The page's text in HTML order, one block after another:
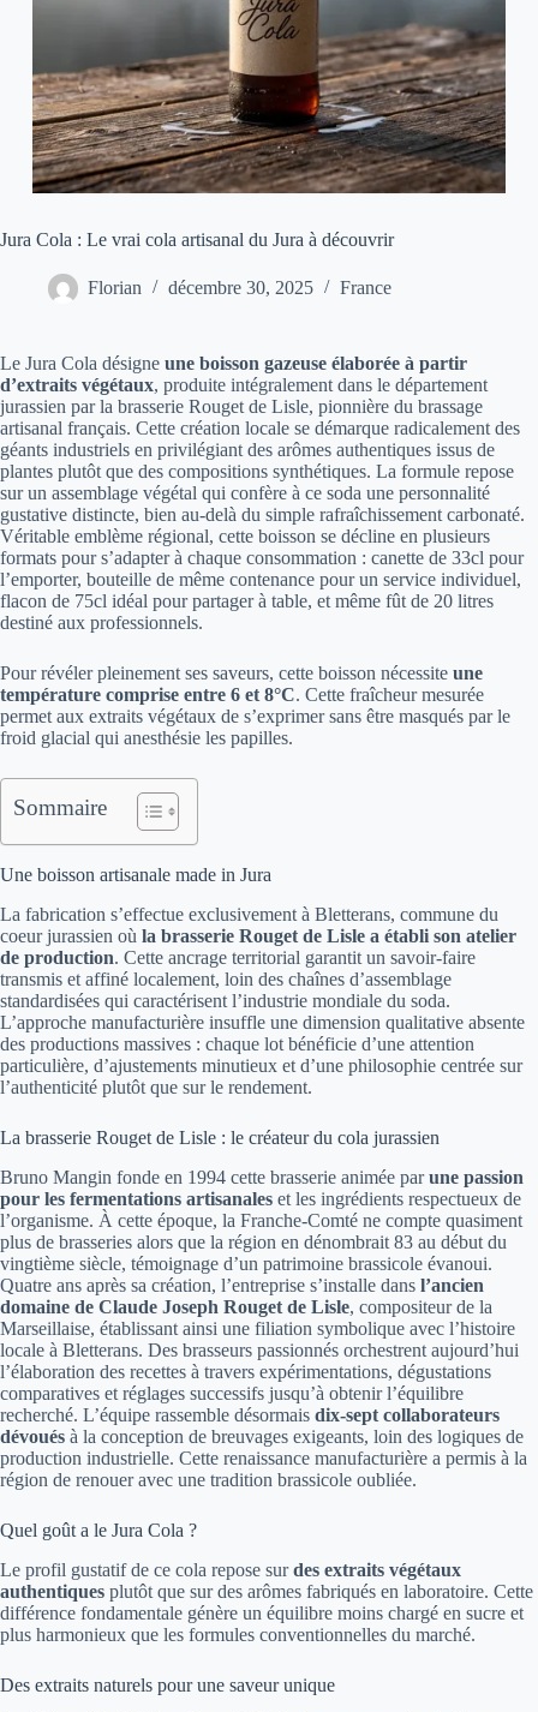
Jura Cola : Le vrai cola artisanal du Jura à découvrir
Florian décembre 30, 2025 France
Le Jura Cola désigne une boisson gazeuse élaborée à partir
d’extraits végétaux, produite intégralement dans le département
jurassien par la brasserie Rouget de Lisle, pionnière du brassage
artisanal français. Cette création locale se démarque radicalement des
géants industriels en privilégiant des arômes authentiques issus de
plantes plutôt que des compositions synthétiques. La formule repose
sur un assemblage végétal qui confère à ce soda une personnalité
gustative distincte, bien au-delà du simple rafraîchissement carbonaté.
Véritable emblème régional, cette boisson se décline en plusieurs
formats pour s’adapter à chaque consommation : canette de 33cl pour
l’emporter, bouteille de même contenance pour un service individuel,
flacon de 75cl idéal pour partager à table, et même fût de 20 litres
destiné aux professionnels.
Pour révéler pleinement ses saveurs, cette boisson nécessite une
température comprise entre 6 et 8°C. Cette fraîcheur mesurée
permet aux extraits végétaux de s’exprimer sans être masqués par le
froid glacial qui anesthésie les papilles.
Sommaire
Une boisson artisanale made in Jura
La fabrication s’effectue exclusivement à Bletterans, commune du
coeur jurassien où la brasserie Rouget de Lisle a établi son atelier
de production. Cette ancrage territorial garantit un savoir-faire
transmis et affiné localement, loin des chaînes d’assemblage
standardisées qui caractérisent l’industrie mondiale du soda.
L’approche manufacturière insuffle une dimension qualitative absente
des productions massives : chaque lot bénéficie d’une attention
particulière, d’ajustements minutieux et d’une philosophie centrée sur
l’authenticité plutôt que sur le rendement.
La brasserie Rouget de Lisle : le créateur du cola jurassien
Bruno Mangin fonde en 1994 cette brasserie animée parune passion
pour les fermentations artisanales et les ingrédients respectueux de
l’organisme. À cette époque, la Franche-Comté ne compte quasiment
plus de brasseries alors que la région en dénombrait 83 au début du
vingtième siècle, témoignage d’un patrimoine brassicole évanoui.
Quatre ans après sa création, l’entreprise s’installe dans l’ancien
domaine de Claude Joseph Rouget de Lisle, compositeur de la
Marseillaise, établissant ainsi une filiation symbolique avec l’histoire
locale à Bletterans. Des brasseurs passionnés orchestrent aujourd’hui
l’élaboration des recettes à travers expérimentations, dégustations
comparatives et réglages successifs jusqu’à obtenir l’équilibre
recherché. L’équipe rassemble désormais dix-sept collaborateurs
dévoués à la conception de breuvages exigeants, loin des logiques de
production industrielle. Cette renaissance manufacturière a permis à la
région de renouer avec une tradition brassicole oubliée.
Quel goût a le Jura Cola ?
Le profil gustatif de ce cola repose surdes extraits végétaux
authentiques plutôt que sur des arômes fabriqués en laboratoire. Cette
différence fondamentale génère un équilibre moins chargé en sucre et
plus harmonieux que les formules conventionnelles du marché.
Des extraits naturels pour une saveur unique